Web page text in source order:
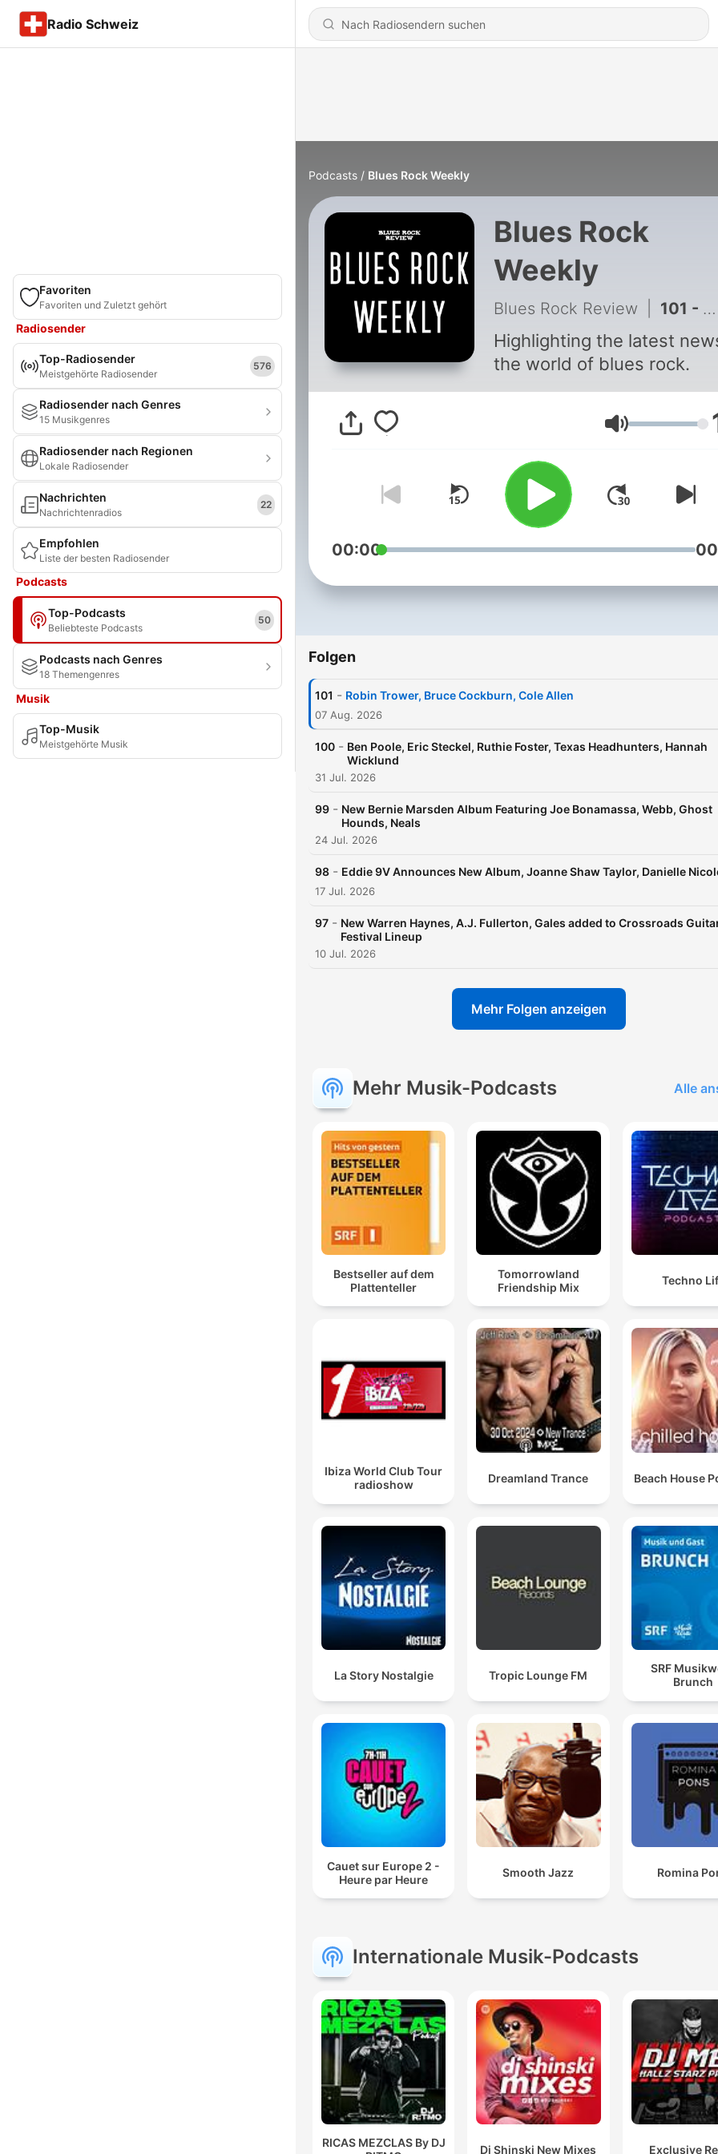
Radio Schweiz
Favoriten
Favoriten und Zuletzt gehört
Radiosender
Top-Radiosender
Meistgehörte Radiosender
576
Radiosender nach Genres
15 Musikgenres
Radiosender nach Regionen
Lokale Radiosender
Nachrichten
Nachrichtenradios
22
Empfohlen
Liste der besten Radiosender
Podcasts
Top-Podcasts
Beliebteste Podcasts
50
Podcasts nach Genres
18 Themengenres
Musik
Top-Musik
Meistgehörte Musik
Podcasts Blues Rock Weekly
Blues Rock
Weekly
Blues Rock Review 101 - Robin Trower, Bruce Cockburn, Cole Allen
Highlighting the latest
the world of blues rock.
Lautstärke
00:00
Folgen
101 - Robin Trower, Bruce Cockburn, Cole Allen
07 Aug. 2026
100 - Ben Poole, Eric Steckel, Ruthie Foster, Texas Headhunters, Hannah
Wicklund
31 Jul. 2026
99 - New Bernie Marsden Album Featuring Joe Bonamassa, Webb, Ghost
Hounds, Neals
24 Jul. 2026
98 - Eddie 9V Announces New Album, Joanne Shaw Taylor, Danielle
17 Jul. 2026
97 - New Warren Haynes, A.J. Fullerton, Gales added to Crossroads
Festival Lineup
10 Jul. 2026
Mehr Folgen anzeigen
Mehr Musik-Podcasts Alle
Bestseller auf dem
Plattenteller
Tomorrowland
Friendship Mix
Techno
Ibiza World Club Tour
radioshow
Dreamland Trance Beach House
La Story Nostalgie Tropic Lounge FM
SRF
Brunch
Cauet sur Europe 2 -
Heure par Heure
Smooth Jazz Romina
Internationale Musik-Podcasts
RICAS MEZCLAS By DJ
Dj Shinski New Mixes Exclusive